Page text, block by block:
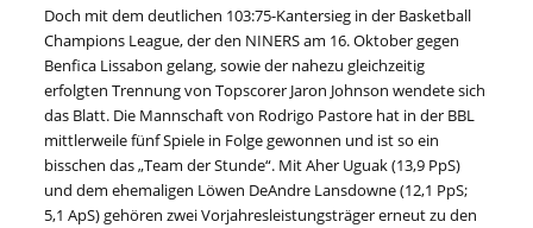
Doch mit dem deutlichen 103:75-Kantersieg in der Basketball
Champions League, der den NINERS am 16. Oktober gegen
Benfica Lissabon gelang, sowie der nahezu gleichzeitig
erfolgten Trennung von Topscorer Jaron Johnson wendete sich
das Blatt. Die Mannschaft von Rodrigo Pastore hat in der BBL
mittlerweile fünf Spiele in Folge gewonnen und ist so ein
bisschen das „Team der Stunde“. Mit Aher Uguak (13,9 PpS)
und dem ehemaligen Löwen DeAndre Lansdowne (12,1 PpS;
5,1 ApS) gehören zwei Vorjahresleistungsträger erneut zu den